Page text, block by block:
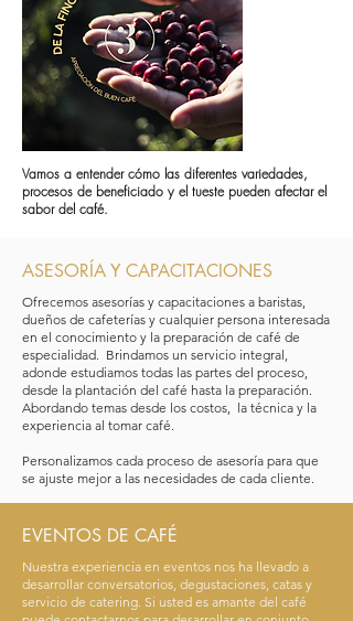
Vamos a entender cómo las diferentes variedades,
procesos de beneficiado y el tueste pueden afectar el
sabor del café.
ASESORÍA Y CAPACITACIONES
Ofrecemos asesorías y capacitaciones a baristas,
dueños de cafeterías y cualquier persona interesada
en el conocimiento y la preparación de café de
especialidad. Brindamos un servicio integral,
adonde estudiamos todas las partes del proceso,
desde la plantación del café hasta la preparación.
Abordando temas desde los costos, la técnica y la
experiencia al tomar café.
Personalizamos cada proceso de asesoría para que
se ajuste mejor a las necesidades de cada cliente.
EVENTOS DE CAFÉ
Nuestra experiencia en eventos nos ha llevado a
desarrollar conversatorios, degustaciones, catas y
servicio de catering. Si usted es amante del café